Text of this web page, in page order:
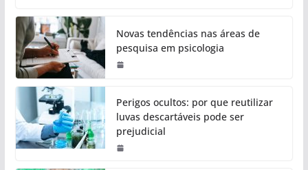
Novas tendências nas áreas de
pesquisa em psicologia
Perigos ocultos: por que reutilizar
luvas descartáveis pode ser
prejudicial